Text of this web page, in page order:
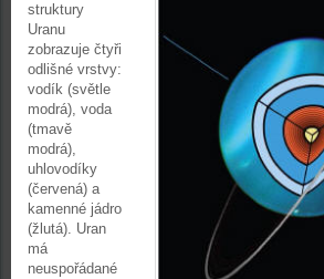
struktury
Uranu
zobrazuje čtyři
odlišné vrstvy:
vodík (světle
modrá), voda
(tmavě
modrá),
uhlovodíky
(červená) a
kamenné jádro
(žlutá). Uran
má
neuspořádané